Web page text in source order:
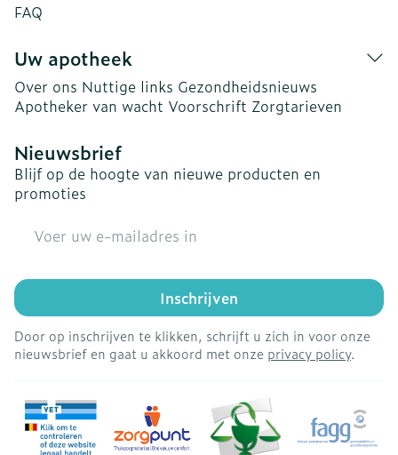
FAQ
Uw apotheek
Over ons Nuttige links Gezondheidsnieuws
Apotheker van wacht Voorschrift Zorgtarieven
Nieuwsbrief
Blijf op de hoogte van nieuwe producten en
promoties
Inschrijven
Door op inschrijven te klikken, schrijft u zich in voor onze
nieuwsbrief en gaat u akkoord met onze privacy policy.